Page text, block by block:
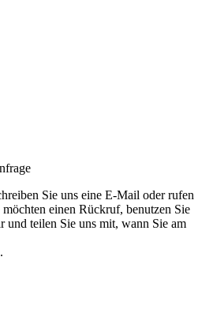
Sie uns eine E-Mail oder rufen
einen Rückruf, benutzen Sie
und teilen Sie uns mit, wann Sie am